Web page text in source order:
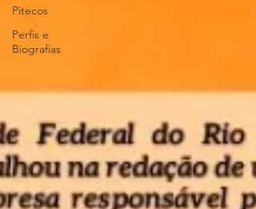
Pitecos
Perfis e
Biografias